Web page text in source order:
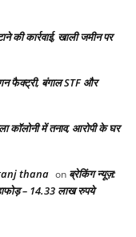
की कार्रवाई, खाली जमीन पर
फैक्ट्री, बंगाल STF और
कॉलोनी में तनाव, आरोपी के घर
thana on ब्रेकिंग न्यूज़:
– 14.33 लाख रुपये